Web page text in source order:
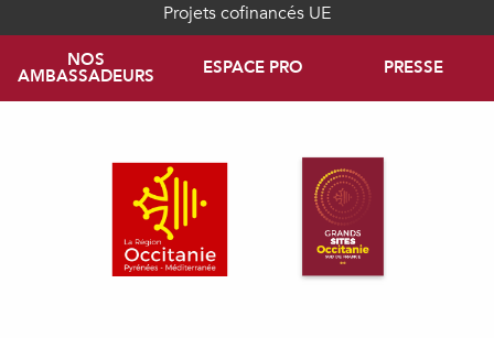
Projets cofinancés UE
NOS
AMBASSADEURS ESPACE PRO PRESSE